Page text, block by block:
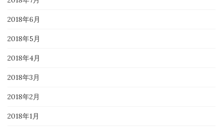
2018年6月
2018年5月
2018年4月
2018年3月
2018年2月
2018年1月